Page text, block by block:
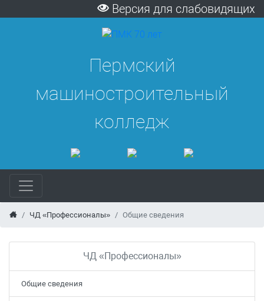
Версия для слабовидящих
Пермский
машиностроительный
колледж
ЧД «Профессионалы» Общие сведения
ЧД «Профессионалы»
Общие сведения